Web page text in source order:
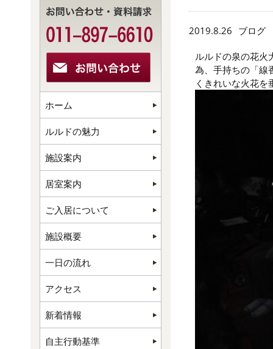
2019.8.26 ブログ
ルルドの泉の花火
為、手持ちの「線
くきれいな火花を
ホーム
ルルドの魅力
施設案内
居室案内
ご入居について
施設概要
一日の流れ
アクセス
新着情報
自主行動基準